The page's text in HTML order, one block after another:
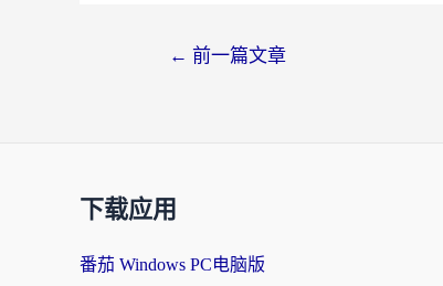
← 前一篇文章
下载应用
番茄 Windows PC电脑版